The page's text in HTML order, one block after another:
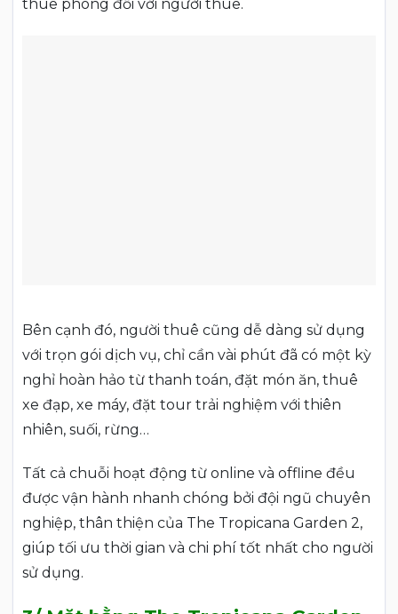
thuê phòng đối với người thuê.
Bên cạnh đó, người thuê cũng dễ dàng sử dụng
với trọn gói dịch vụ, chỉ cần vài phút đã có một kỳ
nghỉ hoàn hảo từ thanh toán, đặt món ăn, thuê
xe đạp, xe máy, đặt tour trải nghiệm với thiên
nhiên, suối, rừng…
Tất cả chuỗi hoạt động từ online và offline đều
được vận hành nhanh chóng bởi đội ngũ chuyên
nghiệp, thân thiện của The Tropicana Garden 2,
giúp tối ưu thời gian và chi phí tốt nhất cho người
sử dụng.